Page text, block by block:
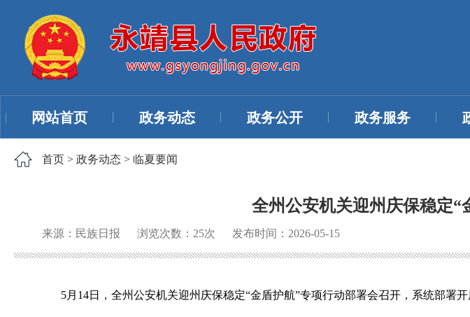
网站首页 政务动态 政务公开 政务服务
首页 > 政务动态 > 临夏要闻
全州公安机关迎州庆保稳定“
来源：民族日报 浏览次数： 25次 发布时间：2026-05-15
5月14日，全州公安机关迎州庆保稳定“金盾护航”专项行动部署会召开，系统部署